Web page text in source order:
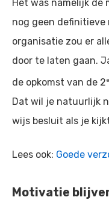
Het was namelijk de
nog geen definitieve
organisatie zou er
door te laten gaan.
de opkomst van de 2e
Dat wil je natuurlijk
wijs besluit als je
Lees ook: Goede
Motivatie